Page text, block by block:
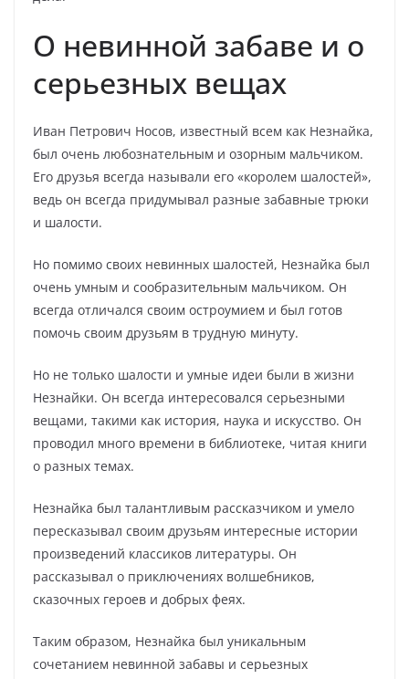
О невинной забаве и о
серьезных вещах
Иван Петрович Носов, известный всем как Незнайка,
был очень любознательным и озорным мальчиком.
Его друзья всегда называли его «королем шалостей»,
ведь он всегда придумывал разные забавные трюки
и шалости.
Но помимо своих невинных шалостей, Незнайка был
очень умным и сообразительным мальчиком. Он
всегда отличался своим остроумием и был готов
помочь своим друзьям в трудную минуту.
Но не только шалости и умные идеи были в жизни
Незнайки. Он всегда интересовался серьезными
вещами, такими как история, наука и искусство. Он
проводил много времени в библиотеке, читая книги
о разных темах.
Незнайка был талантливым рассказчиком и умело
пересказывал своим друзьям интересные истории
произведений классиков литературы. Он
рассказывал о приключениях волшебников,
сказочных героев и добрых феях.
Таким образом, Незнайка был уникальным
сочетанием невинной забавы и серьезных